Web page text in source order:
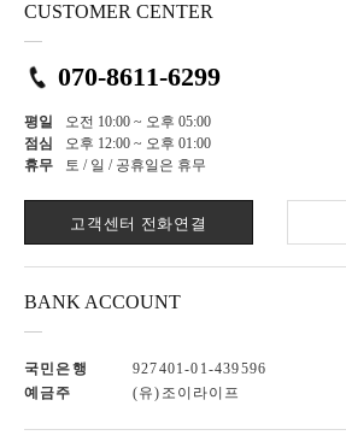
CUSTOMER CENTER
070-8611-6299
평일
오전 10:00 ~ 오후 05:00
점심
오후 12:00 ~ 오후 01:00
휴무
토 / 일 / 공휴일은 휴무
고객센터 전화연결
BANK ACCOUNT
국민은행
927401-01-439596
예금주
(유)조이라이프